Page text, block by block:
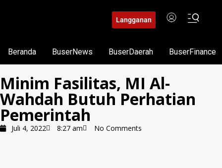
Langganan
Beranda BuserNews BuserDaerah BuserFinance
Minim Fasilitas, MI Al-
Wahdah Butuh Perhatian
Pemerintah
Juli 4, 2022 8:27 am No Comments